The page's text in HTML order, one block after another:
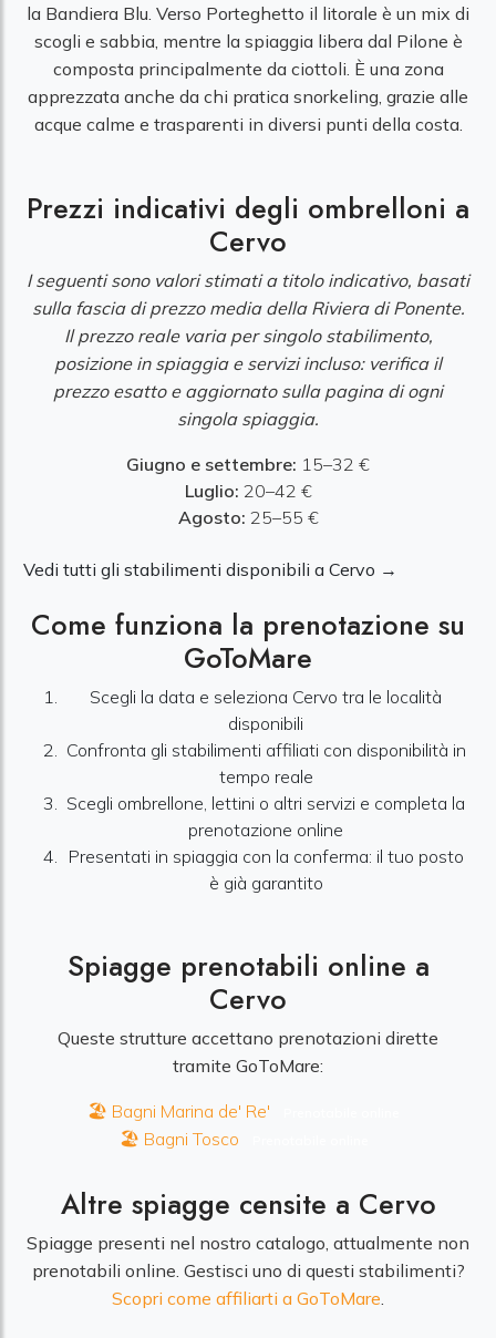
la Bandiera Blu. Verso Porteghetto il litorale è un mix di
scogli e sabbia, mentre la spiaggia libera dal Pilone è
composta principalmente da ciottoli. È una zona
apprezzata anche da chi pratica snorkeling, grazie alle
acque calme e trasparenti in diversi punti della costa.
Prezzi indicativi degli ombrelloni a
Cervo
I seguenti sono valori stimati a titolo indicativo, basati
sulla fascia di prezzo media della Riviera di Ponente.
Il prezzo reale varia per singolo stabilimento,
posizione in spiaggia e servizi incluso: verifica il
prezzo esatto e aggiornato sulla pagina di ogni
singola spiaggia.
Giugno e settembre: 15–32 €
Luglio: 20–42 €
Agosto: 25–55 €
Vedi tutti gli stabilimenti disponibili a Cervo →
Come funziona la prenotazione su
GoToMare
Scegli la data e seleziona Cervo tra le località
disponibili
Confronta gli stabilimenti affiliati con disponibilità in
tempo reale
Scegli ombrellone, lettini o altri servizi e completa la
prenotazione online
Presentati in spiaggia con la conferma: il tuo posto
è già garantito
Spiagge prenotabili online a
Cervo
Queste strutture accettano prenotazioni dirette
tramite GoToMare:
🏖️ Bagni Marina de' Re'
🏖️ Bagni Tosco
Altre spiagge censite a Cervo
Spiagge presenti nel nostro catalogo, attualmente non
prenotabili online. Gestisci uno di questi stabilimenti?
Scopri come affiliarti a GoToMare